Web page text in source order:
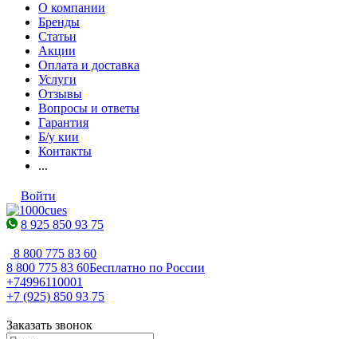
О компании
Бренды
Статьи
Акции
Оплата и доставка
Услуги
Отзывы
Вопросы и ответы
Гарантия
Б/у кии
Контакты
...
Войти
8 925 850 93 75
8 800 775 83 60
8 800 775 83 60Бесплатно по России
+74996110001
+7 (925) 850 93 75
Заказать звонок